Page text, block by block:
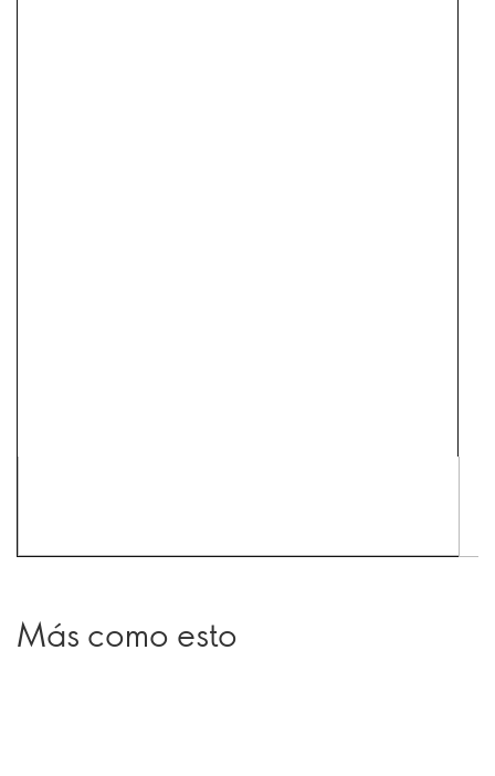
Más como esto